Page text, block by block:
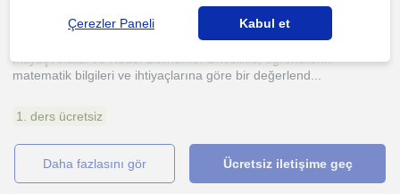
İhtiyaç Analizi ve Hedef Belirleme: Öncelikle, öğrencilerin
matematik bilgileri ve ihtiyaçlarına göre bir değerlend...
1. ders ücretsiz
daha fazlasını gör Ücretsiz iletişime geç
Çerezler Paneli Kabul et